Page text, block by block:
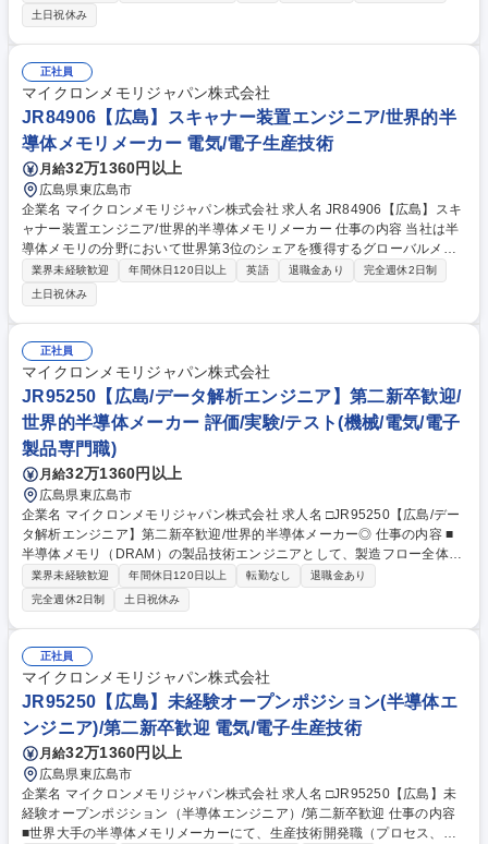
せ致します。 【詳細】■制約条件を考慮したWS（Workstation）モデリン
グ ■クロスファブ連携による改善活動 ■迅速なコンバージョンフローによ
るキャパシティ確保と検証時間短縮 ■スループット向上とCycle Time短縮
■ボトルネック工程の特定と改善策立案 募集職種 JR84454【広島】製造M
XTエンジニア/世界的半導体メモリメーカー
土日祝休み
正社員
マイクロンメモリジャパン株式会社
JR84906【広島】スキャナー装置エンジニア/世界的半
導体メモリメーカー 電気/電子生産技術
月給32万1360円以上
広島県東広島市
企業名 マイクロンメモリジャパン株式会社 求人名 JR84906【広島】スキ
ャナー装置エンジニア/世界的半導体メモリメーカー 仕事の内容 当社は半
導体メモリの分野において世界第3位のシェアを獲得するグローバルメー
カーです。今回は、そんな当社のスキャナー装置エンジニアとして、下記
の業務をお任せ致します。 【詳細】■安全および品質プロトコルを厳格に
遵守し、実施■ASML DUVスキャナー設備の稼働・保守を行い、設備稼働
率を向上させる■トラブルシューティングを実施し、設備問題を迅速に解
決して効率的な稼働を確保する■設備およびソフトウェアのアップグレー
ドを実施し、設備性能の向上を図る■新規設備の立ち上げ業務を担当する■
クロスファンクショナルチームと連携し、プロセス改善の特定と確実な実
施 等 募集職種 JR84906【広島】スキャナー装置エンジニア/世界的半導体
メモリメーカー
業界未経験歓迎 年間休日120日以上 英語 退職金あり
完全週休2日制
土日祝休み
正社員
マイクロンメモリジャパン株式会社
JR95250【広島/データ解析エンジニア】第二新卒歓迎/
世界的半導体メーカー 評価/実験/テスト(機械/電気/電子
製品専門職)
月給32万1360円以上
広島県東広島市
企業名 マイクロンメモリジャパン株式会社 求人名 □JR95250【広島/デー
タ解析エンジニア】第二新卒歓迎/世界的半導体メーカー◎ 仕事の内容 ■
半導体メモリ（DRAM）の製品技術エンジニアとして、製造フロー全体の
データ解析や測定解析を担います。不良品の原因究明や良品率（歩留ま
り）の監視・解析を通じて、製品の品質向上と量産安定化を推進します。
【詳細】製造工程全体の膨大なデータをもとに、電気的・物理的観点から
不良メカニズムの解析や欠陥の監視を行い、原因を特定します。各製造工
程へフィードバックを行い、良品率の改善や量産条件の最適化を図りま
す。 【魅力】今後のIT社会の発展に必要不可欠な最先端技術に携わり、自
らの解析によって工場の生産性や製品品質を劇的に向上させる達成感を味
わえます。 募集職種 □JR95250【広島/データ解析エンジニア】第二新卒
歓迎/世界的半導体メーカー◎
業界未経験歓迎 年間休日120日以上 転勤なし
退職金あり
完全週休2日制
土日祝休み
正社員
マイクロンメモリジャパン株式会社
JR95250【広島】未経験オープンポジション(半導体エ
ンジニア)/第二新卒歓迎 電気/電子生産技術
月給32万1360円以上
広島県東広島市
企業名 マイクロンメモリジャパン株式会社 求人名 □JR95250【広島】未
経験オープンポジション（半導体エンジニア）/第二新卒歓迎 仕事の内容
■世界大手の半導体メモリメーカーにて、生産技術開発職（プロセス、装